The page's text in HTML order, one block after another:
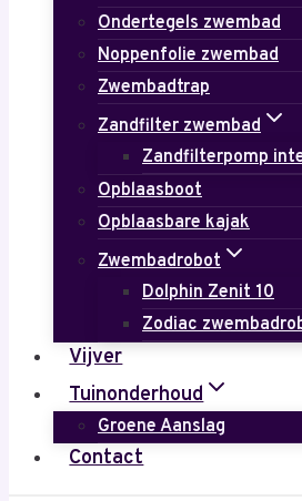
Ondertegels zwembad
Noppenfolie zwembad
Zwembadtrap
Zandfilter zwembad
Zandfilterpomp
Opblaasboot
Opblaasbare kajak
Zwembadrobot
Dolphin Zenit 10
Zodiac
Vijver
Tuinonderhoud
Groene Aanslag
Contact